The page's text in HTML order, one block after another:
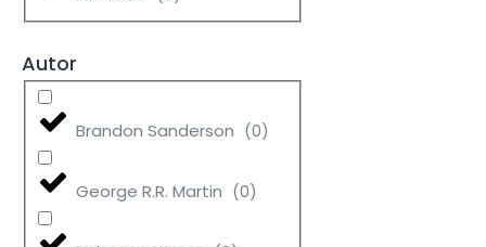
Autor
Brandon Sanderson (0)
George R.R. Martin (0)